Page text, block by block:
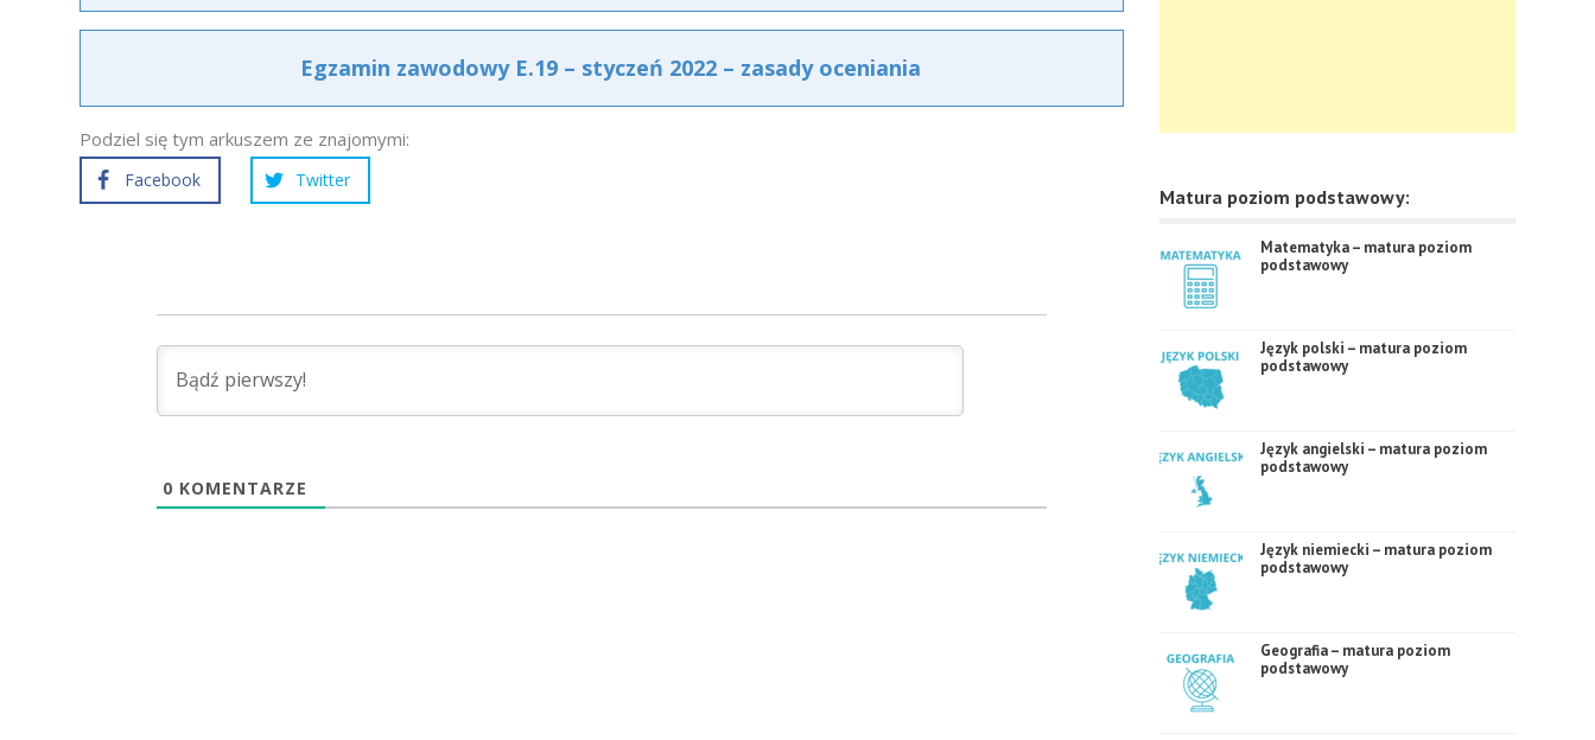
Egzamin zawodowy E.19 – styczeń 2022 – zasady oceniania
Podziel się tym arkuszem ze znajomymi:
Facebook Twitter
0 KOMENTARZE
Matura poziom podstawowy:
Matematyka – matura poziom
podstawowy
Język polski – matura poziom
podstawowy
Język angielski – matura poziom
podstawowy
Język niemiecki – matura poziom
podstawowy
Geografia – matura poziom
podstawowy